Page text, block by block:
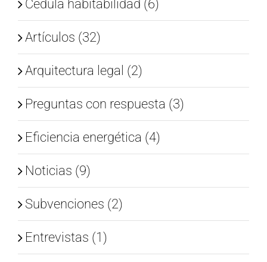
Cedula habitabilidad (6)
Artículos (32)
Arquitectura legal (2)
Preguntas con respuesta (3)
Eficiencia energética (4)
Noticias (9)
Subvenciones (2)
Entrevistas (1)